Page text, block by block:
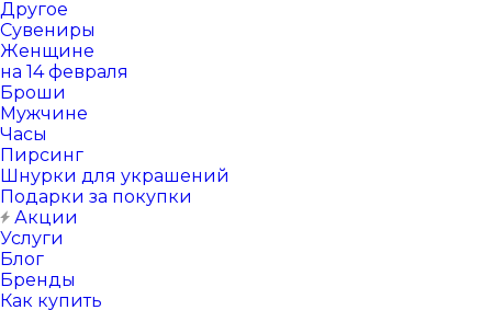
Другое
Сувениры
Женщине
на 14 февраля
Броши
Мужчине
Часы
Пирсинг
Шнурки для украшений
Подарки за покупки
Акции
Услуги
Блог
Бренды
Как купить